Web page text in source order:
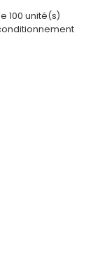
100 unité(s)